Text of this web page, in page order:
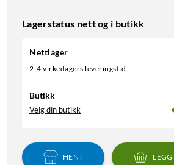
Lagerstatus nett og i butikk
Nettlager
2-4 virkedagers leveringstid
Butikk
Velg din butikk
HENT